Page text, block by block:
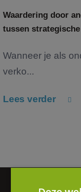
Waardering door
tussen
Wanneer je als
verko...
Lees verder